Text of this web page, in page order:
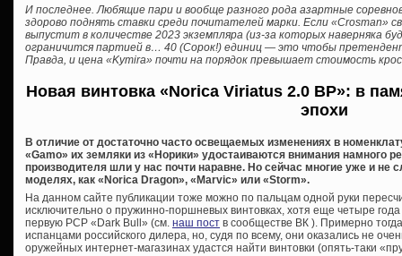
И последнее. Любящие пари и вообще разного рода азартные
здорово поднять ставки среди почитателей марки. Если «Crosman»
выпустит в количестве 2023 экземпляра (из-за которых наверняка
ограничится партией в… 40 (Сорок!) единиц — это чтобы
Правда, и цена «Kymira» почти на порядок превышает стоимость
Новая винтовка «Norica Viriatus 2.0 BP»: в
эпохи
В отличие от достаточно часто освещаемых изменениях в
«Gamo» их земляки из «Норики» удостаиваются внимания намного
производителя шли у нас почти наравне. Но сейчас многие уже и не
моделях, как «Norica Dragon», «Marvic» или «Storm».
На данном сайте публикации тоже можно по пальцам одной руки
исключительно о пружинно-поршневых винтовках, хотя еще четыре
первую PCP «Dark Bull» (см. наш пост в сообществе ВК ). Примерно
испанцами российского дилера, но, судя по всему, они оказались не
оружейных интернет-магазинах удастся найти винтовки (опять-таки